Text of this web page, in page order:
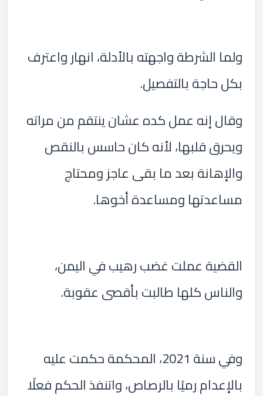
ولما الشرطة واجهته بالأدلة، انهار واعترف
بكل حاجة بالتفصيل.
وقال إنه عمل كده عشان ينتقم من مراته
ويحرق قلبها، لأنه كان حاسس بالنقص
والإهانة بعد ما بقى عاجز ومحتاج
مساعدتها ومساعدة أخوها.
القضية عملت غضب رهيب في اليمن،
والناس كلها طالبت بأقصى عقوبة.
وفي سنة 2021، المحكمة حكمت عليه
بالإعدام رميًا بالرصاص، واتنفذ الحكم فعلًا